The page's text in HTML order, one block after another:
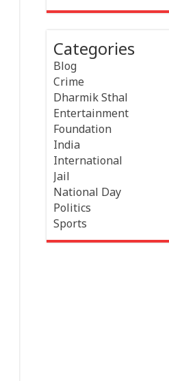
Categories
Blog
Crime
Dharmik Sthal
Entertainment
Foundation
India
International
Jail
National Day
Politics
Sports